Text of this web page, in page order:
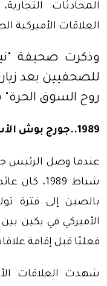
المحادثات
العلاقات الأميركية
وذكرت صحيفة
للصحفيين بعد
روح السوق الحرة"
1989..جورج بوش الأب
عندما وصل الرئيس
شباط
بالصين إلى فترة
فعليًا قبل إقامة
شهدت العلاقات